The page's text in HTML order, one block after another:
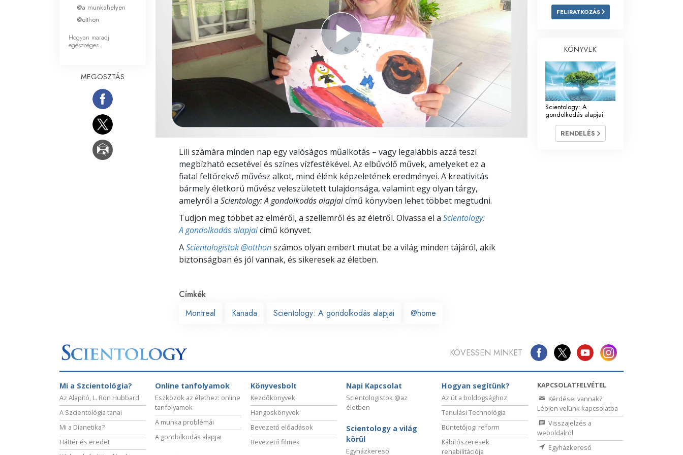
Mi a nagyság?
Megoldások a drogokra
Gyerekek
Eszközök a munkahelyen
Az etika és az állapotok
Az elnyomás oka
A szervezés alapjai
Lili számára minden nap egy valóságos műalkotás – vagy legalábbis azzá teszi
megbízható ecsetével és színes vízfestékével. Az elbűvölő művek, amelyeket ez a
fiatal feltörekvő művész alkot, mind élénk képzeletének eredményei. A kreativitás
bármely életkorú művész veleszületett tulajdonsága, valamint egy olyan tárgy,
amelyről a Scientology: A gondolkodás alapjaicímű könyvben lehet többet megtudni.
Tudjon meg többet az elméről, a szellemről és az életről. Olvassa el a Scientology:
A gondolkodás alapjaicímű könyvet.
AScientologistok @otthonszámos olyan embert mutat be a világ minden tájáról, akik
biztonságban és jól vannak, és sikeresek az életben.
Címkék
Montreal
Kanada Scientology: A gondolkodás alapjai @home
@a munkahelyen
@otthon
Hogyan maradj
egészséges
MEGOSZTÁS
FELIRATKOZÁS
KÖNYVEK
Scientology: A
gondolkodás alapjai
RENDELÉS
KÖVESSEN MINKET
Mi a Szcientológia?
Az Alapító, L. Ron Hubbard
A Szcientológia tanai
Mi a Dianetika?
Háttér és eredet
Online tanfolyamok
Eszközök az élethez: online
tanfolyamok
A munka problémái
A gondolkodás alapjai
Könyvesbolt
Kezdőkönyvek
Hangoskönyvek
Bevezető előadások
Bevezető filmek
Napi Kapcsolat
Scientologistok @az
életben
Scientology a világ
körül
Egyházkereső
Hogyan segítünk?
Az út a boldogsághoz
Tanulási Technológia
Büntetőjogi reform
Kábítószeresek
rehabilitációja
KAPCSOLATFELVÉTEL
Kérdései vannak?
Lépjen velünk kapcsolatba
Visszajelzés a
weboldalról
Egyházkereső